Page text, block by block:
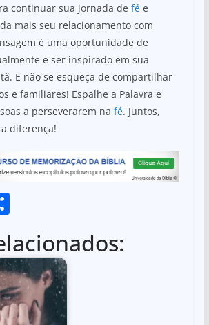
continuar sua jornada de fée
mais seu relacionamento com
é uma oportunidade de
e ser inspirado em sua
E não se esqueça de compartilhar
e familiares! Espalhe a Palavra e
a perseverarem na fé. Juntos,
diferença!
S
ar
e